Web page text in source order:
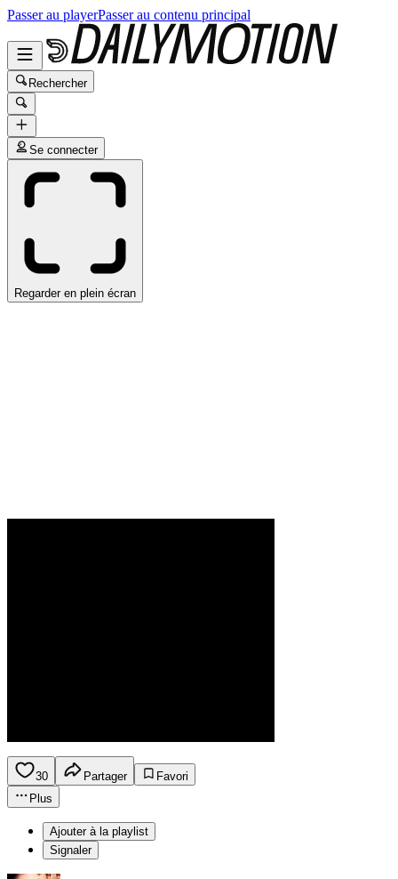
Passer au playerPasser au contenu principal
Rechercher
Se connecter
Regarder en plein écran
30 Partager
Favori
Plus
Ajouter à la playlist
Signaler